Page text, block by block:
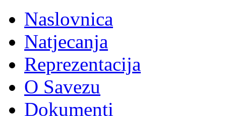
Naslovnica
Natjecanja
Reprezentacija
O Savezu
Dokumenti